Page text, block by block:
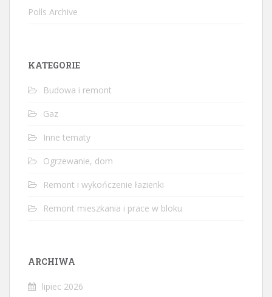
Polls Archive
KATEGORIE
Budowa i remont
Gaz
Inne tematy
Ogrzewanie, dom
Remont i wykończenie łazienki
Remont mieszkania i prace w bloku
ARCHIWA
lipiec 2026